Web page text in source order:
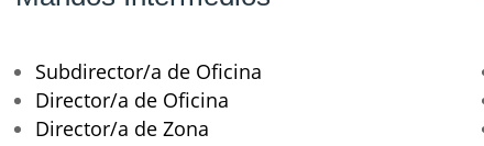
Subdirector/a de Oficina
Director/a de Oficina
Director/a de Zona